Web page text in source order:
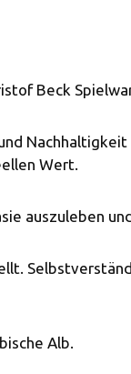
Beck
Wert.
auszuleben
Alb.